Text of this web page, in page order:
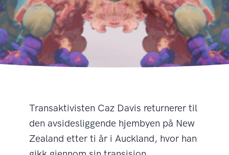
Transaktivisten Caz Davis returnerer til
den avsidesliggende hjembyen på New
Zealand etter ti år i Auckland, hvor han